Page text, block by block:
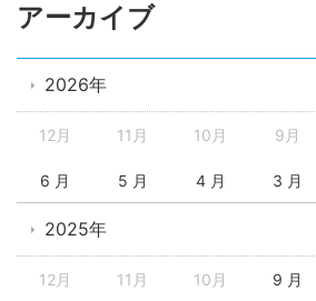
アーカイブ
2026年
12月 11月 10月 9月
6 月 5 月 4 月 3 月
2025年
12月 11月 10月 9 月